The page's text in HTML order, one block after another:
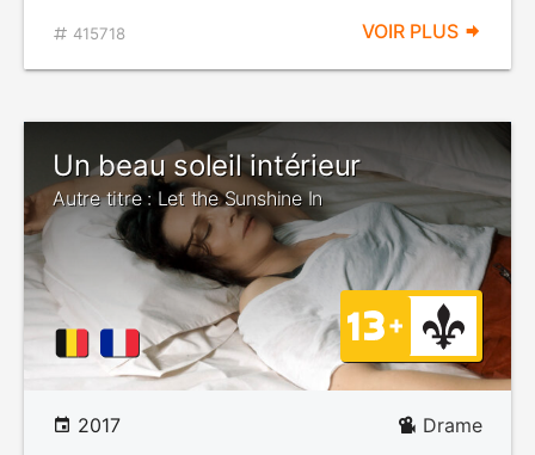
415718 VOIR PLUS
Un beau soleil intérieur
Autre titre : Let the Sunshine In
2017 Drame